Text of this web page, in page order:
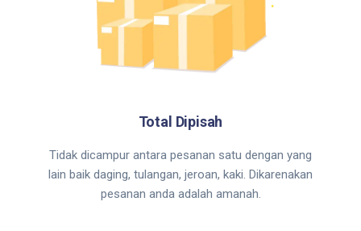
Total Dipisah
Tidak dicampur antara pesanan satu dengan yang
lain baik daging, tulangan, jeroan, kaki. Dikarenakan
pesanan anda adalah amanah.